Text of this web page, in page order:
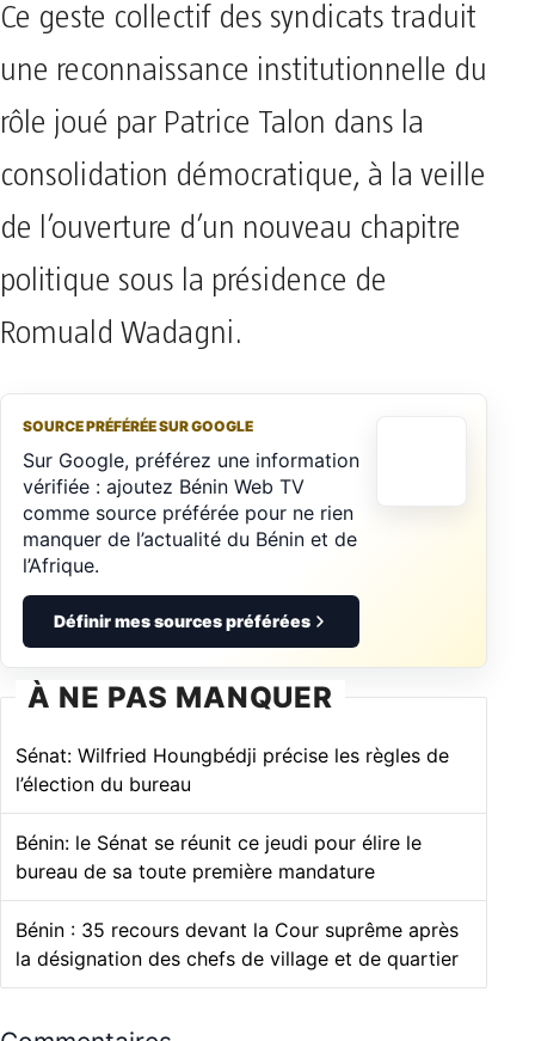
Ce geste collectif des syndicats traduit
une reconnaissance institutionnelle du
rôle joué par Patrice Talon dans la
consolidation démocratique, à la veille
de l’ouverture d’un nouveau chapitre
politique sous la présidence de
Romuald Wadagni.
SOURCE PRÉFÉRÉE SUR GOOGLE
Sur Google, préférez une information
vérifiée : ajoutez Bénin Web TV
comme source préférée pour ne rien
manquer de l’actualité du Bénin et de
l’Afrique.
Définir mes sources préférées
À NE PAS MANQUER
Sénat: Wilfried Houngbédji précise les règles de
l’élection du bureau
Bénin: le Sénat se réunit ce jeudi pour élire le
bureau de sa toute première mandature
Bénin : 35 recours devant la Cour suprême après
la désignation des chefs de village et de quartier